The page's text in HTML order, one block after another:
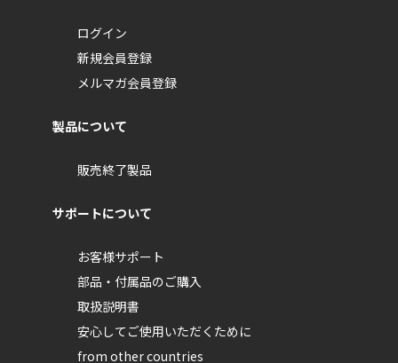
ログイン
新規会員登録
メルマガ会員登録
製品について
販売終了製品
サポートについて
お客様サポート
部品・付属品のご購入
取扱説明書
安心してご使用いただくために
from other countries